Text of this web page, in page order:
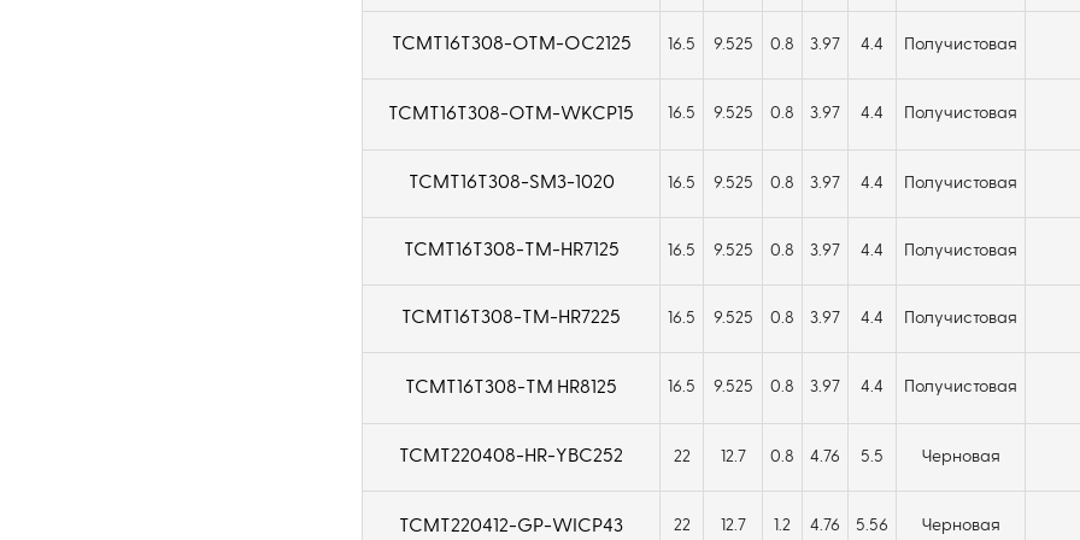
TCMT16T308-OTM-OC2125 16.5 9.525 0.8 3.97 4.4 Получистовая
TCMT16T308-OTM-WKCP15 16.5 9.525 0.8 3.97 4.4 Получистовая
TCMT16T308-SM3-1020 16.5 9.525 0.8 3.97 4.4 Получистовая
TCMT16T308-TM-HR7125 16.5 9.525 0.8 3.97 4.4 Получистовая
TCMT16T308-TM-HR7225 16.5 9.525 0.8 3.97 4.4 Получистовая
TCMT16T308-TM HR8125 16.5 9.525 0.8 3.97 4.4 Получистовая
TCMT220408-HR-YBC252 22 12.7 0.8 4.76 5.5 Черновая
TCMT220412-GP-WICP43 22 12.7 1.2 4.76 5.56 Черновая